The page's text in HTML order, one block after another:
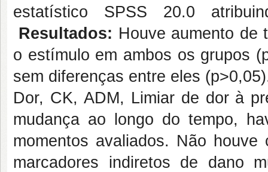
estatístico SPSS 20.0
Resultados: Houve aumento de
o estímulo em ambos os grupos
sem diferenças entre eles
Dor, CK, ADM, Limiar de dor à
mudança ao longo do tempo,
momentos avaliados. Não
marcadores indiretos de dano